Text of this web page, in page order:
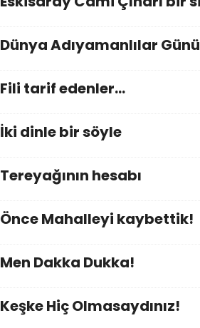
Dünya Adıyamanlılar Günü
Fili tarif edenler…
İki dinle bir söyle
Tereyağının hesabı
Önce Mahalleyi kaybettik!
Men Dakka Dukka!
Keşke Hiç Olmasaydınız!